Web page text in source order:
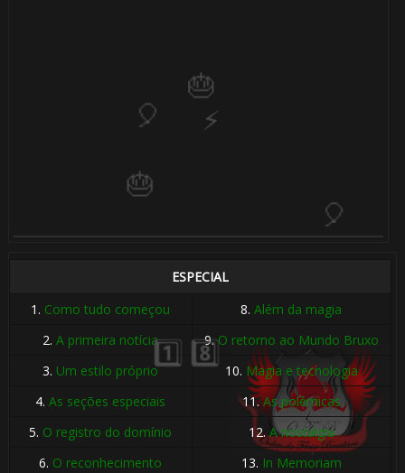
ESPECIAL
1. Como tudo começou 8.Além da magia
2.A primeira notícia 9.O retorno ao Mundo Bruxo
3. Um estilo próprio 10. Magia e tecnologia
4.As seções especiais 11.As polêmicas
5. O registro do domínio 12.A nostalgia
6. O reconhecimento 13. In Memoriam
🎂